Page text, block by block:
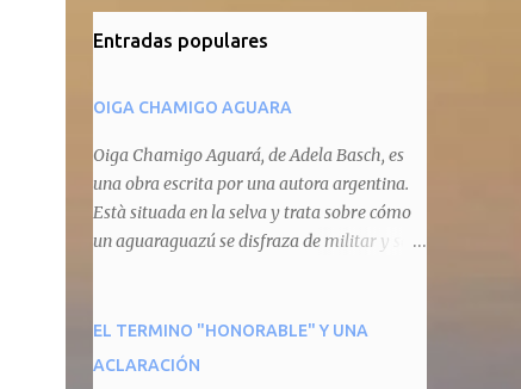
Entradas populares
OIGA CHAMIGO AGUARA
Oiga Chamigo Aguará, de Adela Basch, es
una obra escrita por una autora argentina.
Està situada en la selva y trata sobre cómo
un aguaraguazú se disfraza de militar y se
animal que pretenda circular por ahí. En
primera instancia aparece Teteu, el tero,
EL TERMINO "HONORABLE" Y UNA
ACLARACIÓN